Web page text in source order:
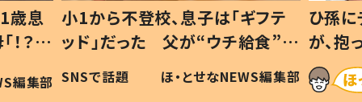
歳息
？」
編集部
小1から不登校、息子は「ギフテ
ッド」だった 父が“ウチ給食”を
作り続ける理由とは #令和の親
#令和の子
SNSで話題 ほ・とせなNEWS編集部
ひ孫
が、
「涙が
い」